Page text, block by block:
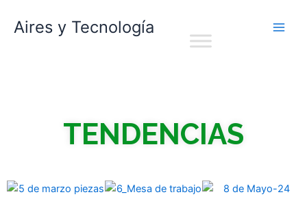
Aires y Tecnología
TENDENCIAS